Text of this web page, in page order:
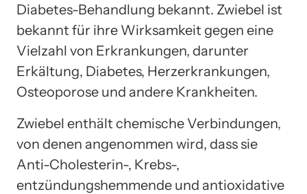
Diabetes-Behandlung bekannt. Zwiebel ist
bekannt für ihre Wirksamkeit gegen eine
Vielzahl von Erkrankungen, darunter
Erkältung, Diabetes, Herzerkrankungen,
Osteoporose und andere Krankheiten.
Zwiebel enthält chemische Verbindungen,
von denen angenommen wird, dass sie
Anti-Cholesterin-, Krebs-,
entzündungshemmende und antioxidative